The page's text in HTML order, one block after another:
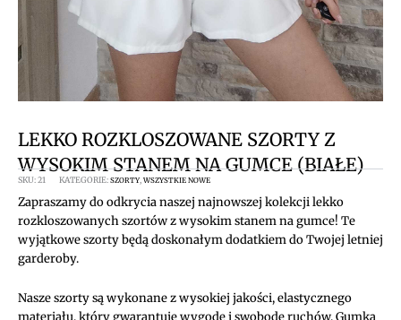
LEKKO ROZKLOSZOWANE SZORTY Z
WYSOKIM STANEM NA GUMCE (BIAŁE)
SKU:21 KATEGORIE: SZORTY, WSZYSTKIE NOWE
Zapraszamy do odkrycia naszej najnowszej kolekcji lekko
rozkloszowanych szortów z wysokim stanem na gumce! Te
wyjątkowe szorty będą doskonałym dodatkiem do Twojej letniej
garderoby.
Nasze szorty są wykonane z wysokiej jakości, elastycznego
materiału, który gwarantuje wygodę i swobodę ruchów. Gumka